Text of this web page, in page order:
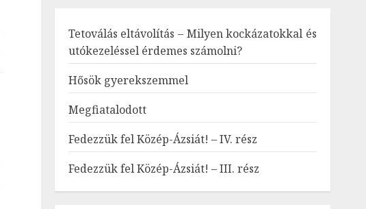
Tetoválás eltávolítás – Milyen kockázatokkal és
utókezeléssel érdemes számolni?
Hősök gyerekszemmel
Megfiatalodott
Fedezzük fel Közép-Ázsiát! – IV. rész
Fedezzük fel Közép-Ázsiát! – III. rész